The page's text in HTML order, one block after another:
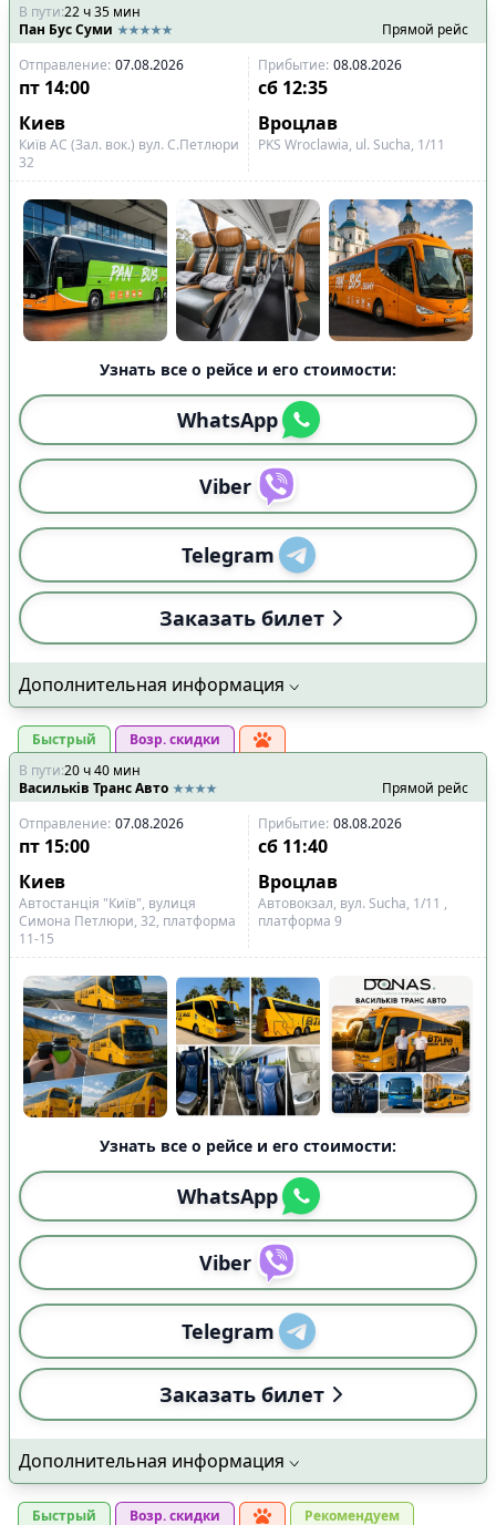
В пути:22ч35 мин
Пан Бус Суми
Прямой рейс
Отправление: 07.08.2026 Прибытие: 08.08.2026
пт 14:00 сб 12:35
Киев
Вроцлав
Київ АС (Зал. вок.) вул. С.Петлюри
32
PKS Wroclawia, ul. Sucha, 1/11
Узнать все о рейсе и его стоимости:
WhatsApp
Viber
Telegram
Заказать билет
Дополнительная информация
Быстрый
Возр. скидки
В пути:20ч40 мин
Васильків Транс Авто
Прямой рейс
Отправление: 07.08.2026 Прибытие: 08.08.2026
пт 15:00 сб 11:40
Киев
Вроцлав
Автостанція "Київ", вулиця
Симона Петлюри, 32, платформа
11-15
Автовокзал, вул. Sucha, 1/11 ,
платформа 9
Узнать все о рейсе и его стоимости:
WhatsApp
Viber
Telegram
Заказать билет
Дополнительная информация
Быстрый Возр. скидки
Рекомендуем